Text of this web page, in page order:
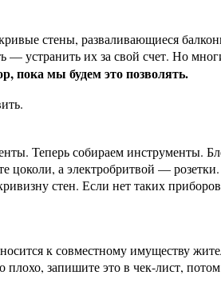
стены, разваливающиеся
— устранить их за свой счет. Но
пока мы будем это позволять.
Теперь собираем инструменты.
а электробритвой —
стен. Если нет таких
к совместному имуществу
запишите это в чек-лист,